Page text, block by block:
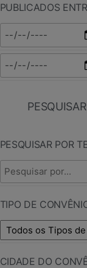
PUBLICADOS
PESQUISAR POR
TIPO DE
CIDADE DO